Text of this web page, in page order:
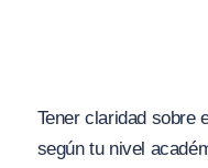
Tener claridad sobre
según tu nivel